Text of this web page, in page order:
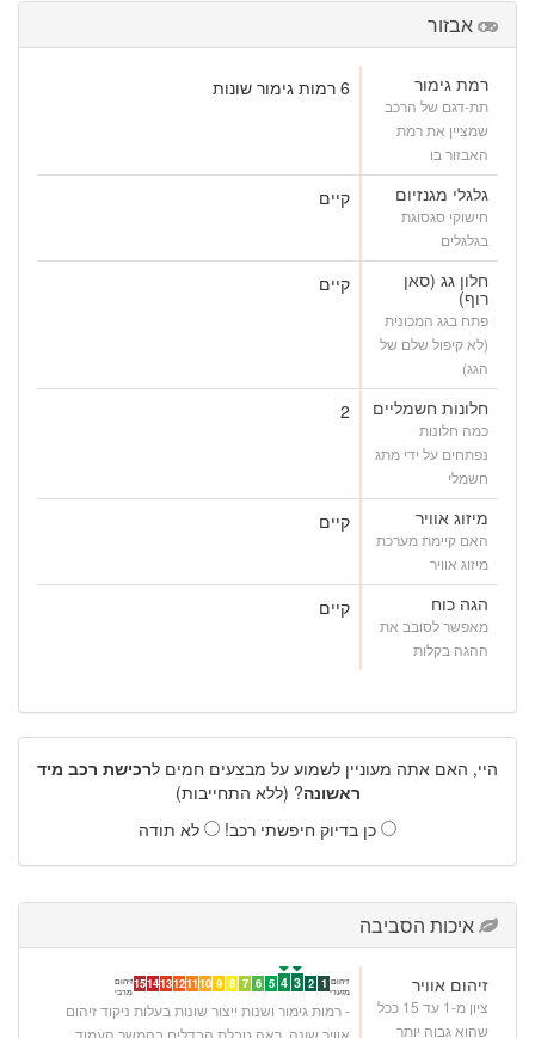
אבזור
רמת גימור
תת-דגם של הרכב
שמציין את רמת
האבזור בו
6 רמות גימור שונות
גלגלי מגנזיום
חישוקי סגסוגת
בגלגלים
קיים
חלון גג (סאן
רוף)
פתח בגג המכונית
(לא קיפול שלם של
הגג)
קיים
חלונות חשמליים
כמה חלונות
נפתחים על ידי מתג
חשמלי
2
מיזוג אוויר
האם קיימת מערכת
מיזוג אוויר
קיים
הגה כוח
מאפשר לסובב את
ההגה בקלות
קיים
היי, האם אתה מעוניין לשמוע על מבצעים חמים לרכישת רכב מיד
ראשונה? (ללא התחייבות)
כן בדיוק חיפשתי רכב!
לא תודה
איכות הסביבה
זיהום אוויר
ציון מ-1 עד 15 ככל
שהוא גבוה יותר
זיהום
מזערי 1
2
3
4
5
6
7
8
9
10
11
12
13
14
15זיהום
מרבי
- רמות גימור ושנות ייצור שונות בעלות ניקוד זיהום
אוויר שונה. ראה טבלת הבדלים בהמשך העמוד.